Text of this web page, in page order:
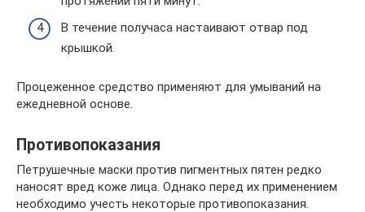
В течение получаса настаивают отвар под
крышкой.
Процеженное средство применяют для умываний на
ежедневной основе.
Противопоказания
Петрушечные маски против пигментных пятен редко
наносят вред коже лица. Однако перед их применением
необходимо учесть некоторые противопоказания.